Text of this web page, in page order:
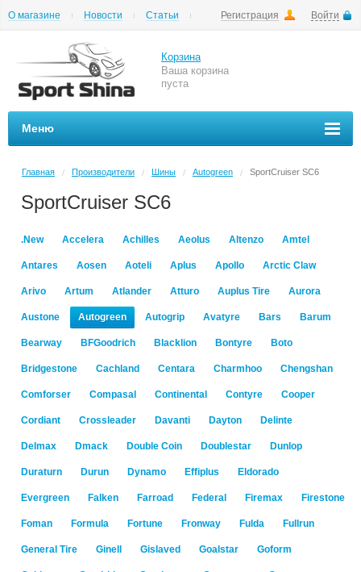
Регистрация Войти
О магазине Новости
Статьи
Корзина
Ваша корзина
пуста
Меню
Главная / Производители / Шины / Autogreen / SportCruiser SC6
SportCruiser SC6
.New Accelera Achilles Aeolus Altenzo Amtel
Antares Aosen Aoteli Aplus Apollo Arctic Claw
Arivo Artum Atlander Atturo Auplus Tire Aurora
Austone Autogreen Autogrip Avatyre Bars Barum
Bearway BFGoodrich Blacklion Bontyre Boto
Bridgestone Cachland Centara Charmhoo Chengshan
Comforser Compasal Continental Contyre Cooper
Cordiant Crossleader Davanti Dayton Delinte
Delmax Dmack Double Coin Doublestar Dunlop
Duraturn Durun Dynamo Effiplus Eldorado
Evergreen Falken Farroad Federal Firemax Firestone
Foman Formula Fortune Fronway Fulda Fullrun
General Tire Ginell Gislaved Goalstar Goform